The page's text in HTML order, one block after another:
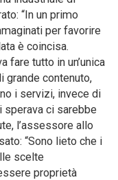
“In un primo
per favorire
è coincisa.
fare tutto in un’unica
grande contenuto,
i servizi, invece di
ci sarebbe
l’assessore allo
“Sono lieto che i
scelte
proprietà